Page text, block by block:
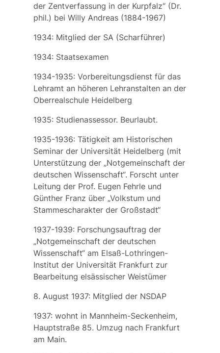
der Zentverfassung in der Kurpfalz“ (Dr.
phil.) bei Willy Andreas (1884-1967)
1934: Mitglied der SA (Scharführer)
1934: Staatsexamen
1934-1935: Vorbereitungsdienst für das
Lehramt an höheren Lehranstalten an der
Oberrealschule Heidelberg
1935: Studienassessor. Beurlaubt.
1935-1936: Tätigkeit am Historischen
Seminar der Universität Heidelberg (mit
Unterstützung der „Notgemeinschaft der
deutschen Wissenschaft“. Forscht unter
Leitung der Prof. Eugen Fehrle und
Günther Franz über „Volkstum und
Stammescharakter der Großstadt“
1937-1939: Forschungsauftrag der
„Notgemeinschaft der deutschen
Wissenschaft“ am Elsaß-Lothringen-
Institut der Universität Frankfurt zur
Bearbeitung elsässischer Weistümer
8. August 1937: Mitglied der NSDAP
1937: wohnt in Mannheim-Seckenheim,
Hauptstraße 85. Umzug nach Frankfurt
am Main.